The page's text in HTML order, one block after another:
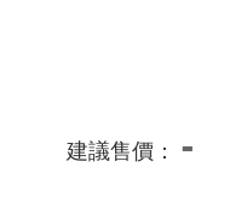
建議售價： -